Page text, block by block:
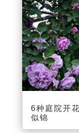
6种庭院开
似锦